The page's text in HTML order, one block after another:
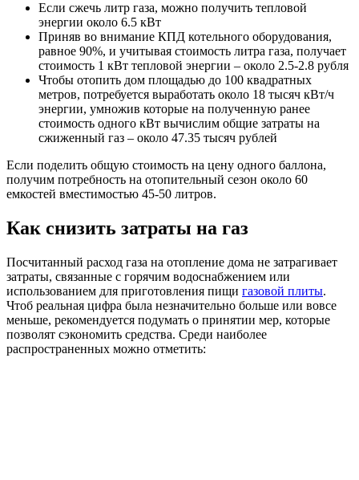
Если сжечь литр газа, можно получить тепловой
энергии около 6.5 кВт
Приняв во внимание КПД котельного оборудования,
равное 90%, и учитывая стоимость литра газа, получает
стоимость 1 кВт тепловой энергии – около 2.5-2.8 рубля
Чтобы отопить дом площадью до 100 квадратных
метров, потребуется выработать около 18 тысяч кВт/ч
энергии, умножив которые на полученную ранее
стоимость одного кВт вычислим общие затраты на
сжиженный газ – около 47.35 тысяч рублей
Если поделить общую стоимость на цену одного баллона,
получим потребность на отопительный сезон около 60
емкостей вместимостью 45-50 литров.
Как снизить затраты на газ
Посчитанный расход газа на отопление дома не затрагивает
затраты, связанные с горячим водоснабжением или
использованием для приготовления пищи газовой плиты.
Чтоб реальная цифра была незначительно больше или вовсе
меньше, рекомендуется подумать о принятии мер, которые
позволят сэкономить средства. Среди наиболее
распространенных можно отметить: